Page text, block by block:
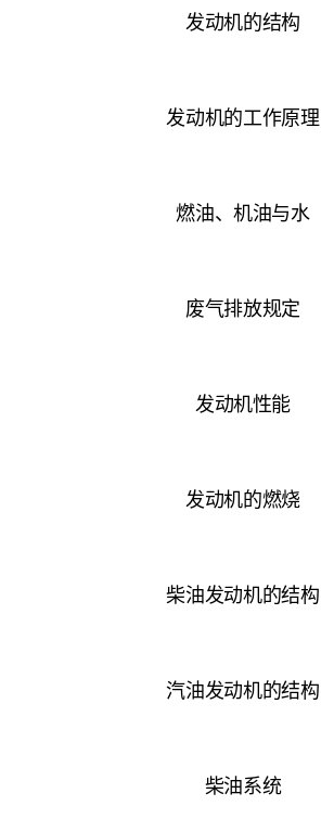
发动机的结构
发动机的工作原理
燃油、机油与水
废气排放规定
发动机性能
发动机的燃烧
柴油发动机的结构
汽油发动机的结构
柴油系统